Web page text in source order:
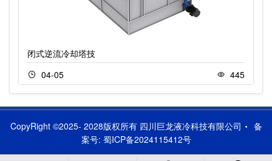
闭式逆流冷却塔技
04-05
445
CopyRight ©2025- 2028版权所有 四川巨龙液冷科技有限公司
备
案号: 蜀ICP备2024115412号